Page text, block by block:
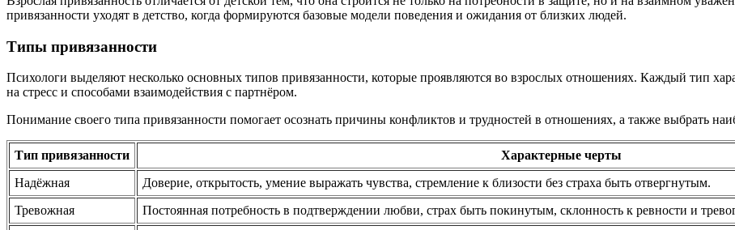
привязанности уходят в детство, когда формируются базовые модели поведения и ожидания от близких людей.
Типы привязанности
Психологи выделяют несколько основных типов привязанности, которые проявляются во взрослых отношениях. Каждый тип
на стресс и способами взаимодействия с партнёром.
Понимание своего типа привязанности помогает осознать причины конфликтов и трудностей в отношениях, а также выбрать
Тип привязанности
Характерные черты
Надёжная
Доверие, открытость, умение выражать чувства, стремление к близости без страха быть отвергнутым.
Тревожная
Постоянная потребность в подтверждении любви, страх быть покинутым, склонность к ревности и